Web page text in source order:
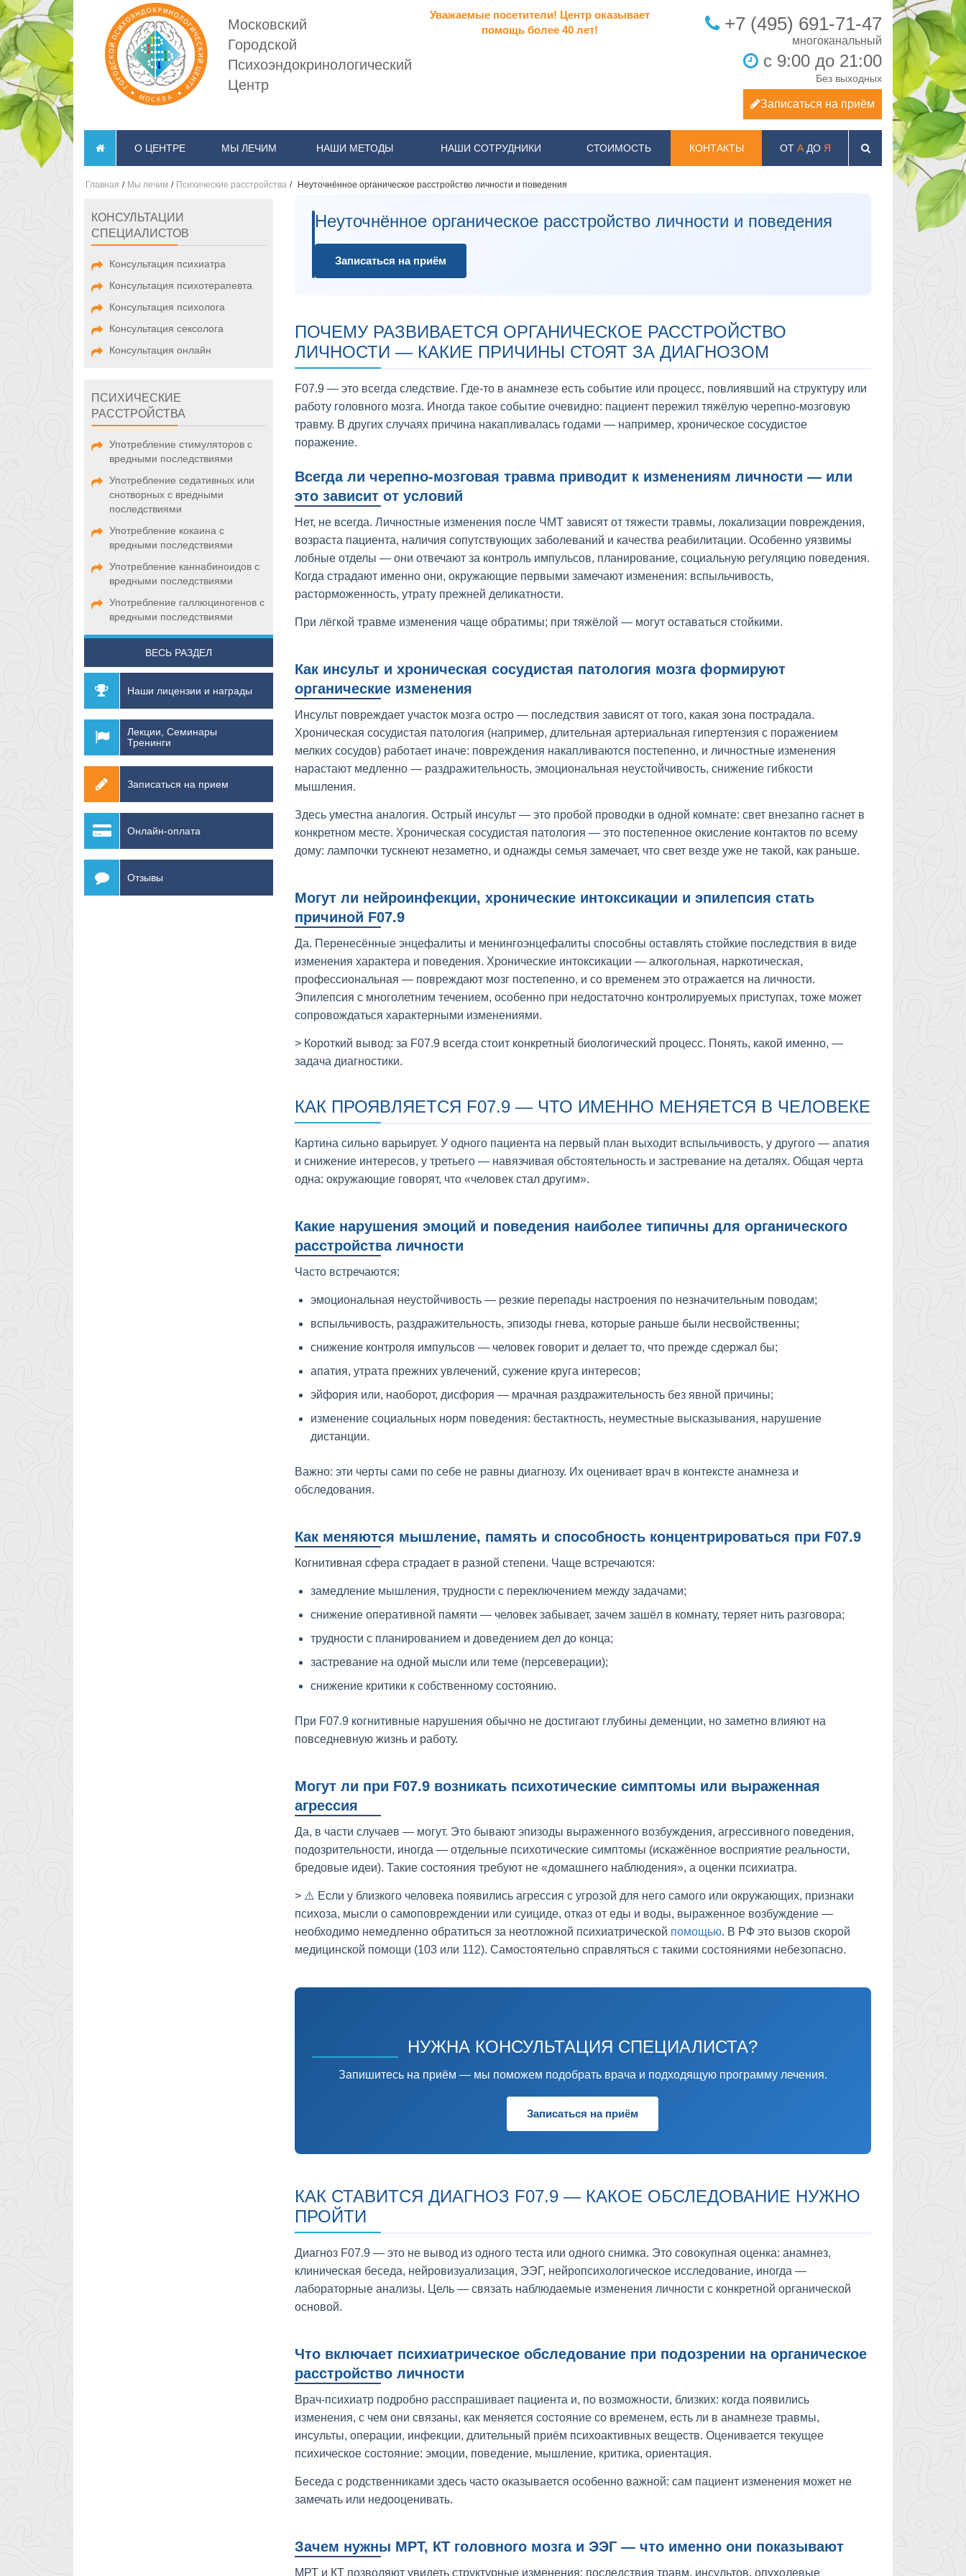
Московский
Городской
Психоэндокринологический
Центр
Уважаемые посетители! Центр оказывает
помощь более 40 лет!
+7 (495) 691-71-47
с 9:00 до 21:00
Без выходных
Записаться на приём
О ЦЕНТРЕ МЫ ЛЕЧИМ НАШИ МЕТОДЫ НАШИ СОТРУДНИКИ СТОИМОСТЬ КОНТАКТЫ ОТ АДО Я
Главная / Мы лечим / Психические расстройства / Неуточнённое органическое расстройство личности и поведения
КОНСУЛЬТАЦИИ
СПЕЦИАЛИСТОВ
Консультация психиатра
Консультация психотерапевта
Консультация психолога
Консультация сексолога
Консультация онлайн
ПСИХИЧЕСКИЕ
РАССТРОЙСТВА
Употребление стимуляторов с
вредными последствиями
Употребление седативных или
снотворных с вредными
последствиями
Употребление кокаина с
вредными последствиями
Употребление каннабиноидов с
вредными последствиями
Употребление галлюциногенов с
вредными последствиями
ВЕСЬ РАЗДЕЛ
Наши лицензии и награды
Лекции, Семинары
Тренинги
Записаться на прием
Онлайн-оплата
Отзывы
Неуточнённое органическое расстройство личности и поведения
Записаться на приём
ПОЧЕМУ РАЗВИВАЕТСЯ ОРГАНИЧЕСКОЕ РАССТРОЙСТВО
ЛИЧНОСТИ — КАКИЕ ПРИЧИНЫ СТОЯТ ЗА ДИАГНОЗОМ
F07.9 — это всегда следствие. Где-то в анамнезе есть событие или процесс, повлиявший на структуру или
работу головного мозга. Иногда такое событие очевидно: пациент пережил тяжёлую черепно-мозговую
травму. В других случаях причина накапливалась годами — например, хроническое сосудистое
поражение.
Всегда ли черепно-мозговая травма приводит к изменениям личности — или
это зависит от условий
Нет, не всегда. Личностные изменения после ЧМТ зависят от тяжести травмы, локализации повреждения,
возраста пациента, наличия сопутствующих заболеваний и качества реабилитации. Особенно уязвимы
лобные отделы — они отвечают за контроль импульсов, планирование, социальную регуляцию поведения.
Когда страдают именно они, окружающие первыми замечают изменения: вспыльчивость,
расторможенность, утрату прежней деликатности.
При лёгкой травме изменения чаще обратимы; при тяжёлой — могут оставаться стойкими.
Как инсульт и хроническая сосудистая патология мозга формируют
органические изменения
Инсульт повреждает участок мозга остро — последствия зависят от того, какая зона пострадала.
Хроническая сосудистая патология (например, длительная артериальная гипертензия с поражением
мелких сосудов) работает иначе: повреждения накапливаются постепенно, и личностные изменения
нарастают медленно — раздражительность, эмоциональная неустойчивость, снижение гибкости
мышления.
Здесь уместна аналогия. Острый инсульт — это пробой проводки в одной комнате: свет внезапно гаснет в
конкретном месте. Хроническая сосудистая патология — это постепенное окисление контактов по всему
дому: лампочки тускнеют незаметно, и однажды семья замечает, что свет везде уже не такой, как раньше.
Могут ли нейроинфекции, хронические интоксикации и эпилепсия стать
причиной F07.9
Да. Перенесённые энцефалиты и менингоэнцефалиты способны оставлять стойкие последствия в виде
изменения характера и поведения. Хронические интоксикации — алкогольная, наркотическая,
профессиональная — повреждают мозг постепенно, и со временем это отражается на личности.
Эпилепсия с многолетним течением, особенно при недостаточно контролируемых приступах, тоже может
сопровождаться характерными изменениями.
> Короткий вывод: за F07.9 всегда стоит конкретный биологический процесс. Понять, какой именно, —
задача диагностики.
КАК ПРОЯВЛЯЕТСЯ F07.9 — ЧТО ИМЕННО МЕНЯЕТСЯ В ЧЕЛОВЕКЕ
Картина сильно варьирует. У одного пациента на первый план выходит вспыльчивость, у другого — апатия
и снижение интересов, у третьего — навязчивая обстоятельность и застревание на деталях. Общая черта
одна: окружающие говорят, что «человек стал другим».
Какие нарушения эмоций и поведения наиболее типичны для органического
расстройства личности
Часто встречаются:
эмоциональная неустойчивость — резкие перепады настроения по незначительным поводам;
вспыльчивость, раздражительность, эпизоды гнева, которые раньше были несвойственны;
снижение контроля импульсов — человек говорит и делает то, что прежде сдержал бы;
апатия, утрата прежних увлечений, сужение круга интересов;
эйфория или, наоборот, дисфория — мрачная раздражительность без явной причины;
изменение социальных норм поведения: бестактность, неуместные высказывания, нарушение
дистанции.
Важно: эти черты сами по себе не равны диагнозу. Их оценивает врач в контексте анамнеза и
обследования.
Как меняются мышление, память и способность концентрироваться при F07.9
Когнитивная сфера страдает в разной степени. Чаще встречаются:
замедление мышления, трудности с переключением между задачами;
снижение оперативной памяти — человек забывает, зачем зашёл в комнату, теряет нить разговора;
трудности с планированием и доведением дел до конца;
застревание на одной мысли или теме (персеверации);
снижение критики к собственному состоянию.
При F07.9 когнитивные нарушения обычно не достигают глубины деменции, но заметно влияют на
повседневную жизнь и работу.
Могут ли при F07.9 возникать психотические симптомы или выраженная
агрессия
Да, в части случаев — могут. Это бывают эпизоды выраженного возбуждения, агрессивного поведения,
подозрительности, иногда — отдельные психотические симптомы (искажённое восприятие реальности,
бредовые идеи). Такие состояния требуют не «домашнего наблюдения», а оценки психиатра.
> ⚠️ Если у близкого человека появились агрессия с угрозой для него самого или окружающих, признаки
психоза, мысли о самоповреждении или суициде, отказ от еды и воды, выраженное возбуждение —
необходимо немедленно обратиться за неотложной психиатрической помощью. В РФ это вызов скорой
медицинской помощи (103 или 112). Самостоятельно справляться с такими состояниями небезопасно.
НУЖНА КОНСУЛЬТАЦИЯ СПЕЦИАЛИСТА?
Запишитесь на приём — мы поможем подобрать врача и подходящую программу лечения.
Записаться на приём
КАК СТАВИТСЯ ДИАГНОЗ F07.9 — КАКОЕ ОБСЛЕДОВАНИЕ НУЖНО
ПРОЙТИ
Диагноз F07.9 — это не вывод из одного теста или одного снимка. Это совокупная оценка: анамнез,
клиническая беседа, нейровизуализация, ЭЭГ, нейропсихологическое исследование, иногда —
лабораторные анализы. Цель — связать наблюдаемые изменения личности с конкретной органической
основой.
Что включает психиатрическое обследование при подозрении на органическое
расстройство личности
Врач-психиатр подробно расспрашивает пациента и, по возможности, близких: когда появились
изменения, с чем они связаны, как меняется состояние со временем, есть ли в анамнезе травмы,
инсульты, операции, инфекции, длительный приём психоактивных веществ. Оценивается текущее
психическое состояние: эмоции, поведение, мышление, критика, ориентация.
Беседа с родственниками здесь часто оказывается особенно важной: сам пациент изменения может не
замечать или недооценивать.
Зачем нужны МРТ, КТ головного мозга и ЭЭГ — что именно они показывают
МРТ и КТ позволяют увидеть структурные изменения: последствия травм, инсультов, опухолевые